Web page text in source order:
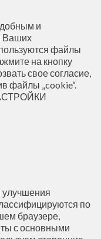
и
Ваших
файлы
на кнопку
свое согласие,
файлы „cookie“.
улучшения
по
браузере,
с основными